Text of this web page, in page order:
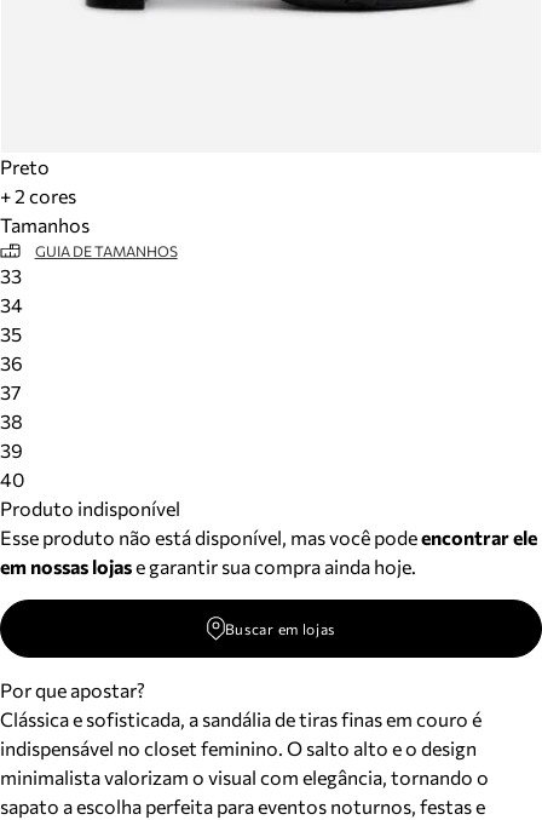
Preto
+ 2 cores
Tamanhos
GUIA DE TAMANHOS
33
34
35
36
37
38
39
40
Produto indisponível
Esse produto não está disponível, mas você podeencontrar ele
em nossas lojase garantir sua compra ainda hoje.
Buscar em lojas
Por que apostar?
Clássica e sofisticada, a sandália de tiras finas em couro é
indispensável no closet feminino. O salto alto e o design
minimalista valorizam o visual com elegância, tornando o
sapato a escolha perfeita para eventos noturnos, festas e